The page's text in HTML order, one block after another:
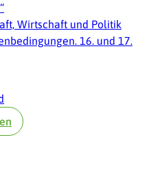
Wirtschaft und Politik
16. und 17.